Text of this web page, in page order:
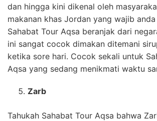
dan hingga kini dikenal oleh
makanan khas Jordan yang wajib
Sahabat Tour Aqsa beranjak dari
ini sangat cocok dimakan ditemani
ketika sore hari. Cocok sekali untuk
Aqsa yang sedang menikmati waktu
Zarb
Tahukah Sahabat Tour Aqsa bahwa